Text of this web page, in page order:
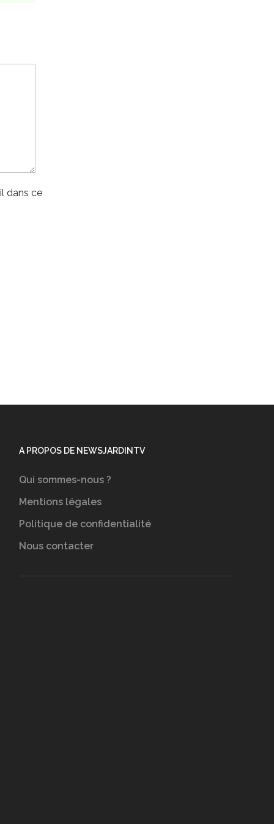
dans ce
A PROPOS DE NEWSJARDINTV
Qui sommes-nous ?
Mentions légales
Politique de confidentialité
Nous contacter